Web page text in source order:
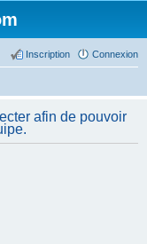
Connexion
Inscription
afin de pouvoir